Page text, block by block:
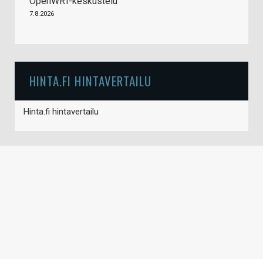
7.8.2026
HINTA.FI HINTAVERTAILU
Hinta.fi hintavertailu